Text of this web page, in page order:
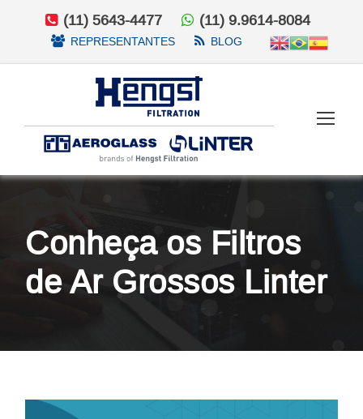
(11) 5643-4477 (11) 9.9614-8084
REPRESENTANTES BLOG
Conheça os Filtros
de Ar Grossos Linter